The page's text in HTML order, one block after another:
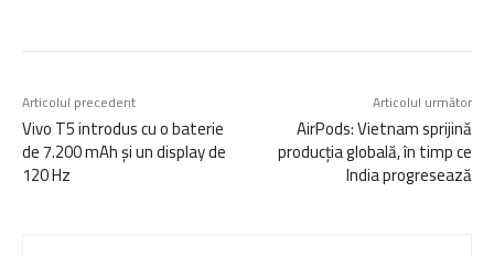
Articolul precedent
Vivo T5 introdus cu o baterie
de 7.200 mAh și un display de
120 Hz
Articolul următor
AirPods: Vietnam sprijină
producția globală, în timp ce
India progresează